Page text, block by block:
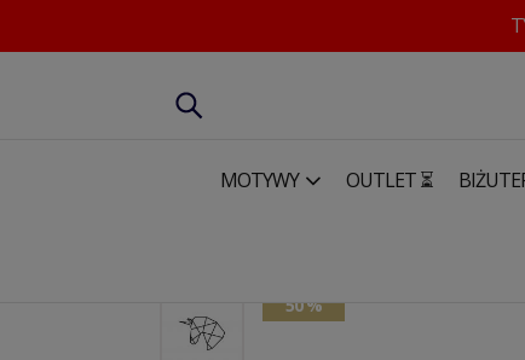
MOTYWY OUTLET ⏳
50 %